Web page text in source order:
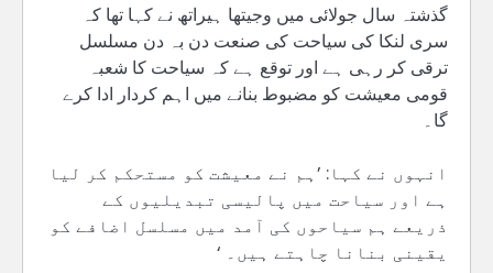
گذشتہ سال جولائی میں وجیتھا ہیراتھ نے کہا تھا کہ
سری لنکا کی سیاحت کی صنعت دن بہ دن مسلسل
ترقی کر رہی ہے اور توقع ہے کہ سیاحت کا شعبہ
قومی معیشت کو مضبوط بنانے میں اہم کردار ادا کرے
گا۔
انہوں نے کہا: ’ہم نے معیشت کو مستحکم کر لیا
ہے اور سیاحت میں پالیسی تبدیلیوں کے
ذریعے ہم سیاحوں کی آمد میں مسلسل اضافے کو
یقینی بنانا چاہتے ہیں۔ ‘